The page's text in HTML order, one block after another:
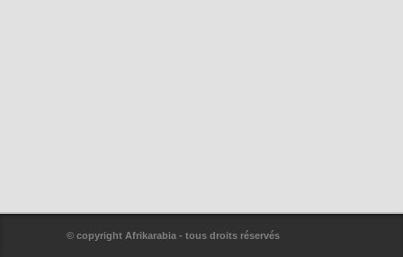
© copyright Afrikarabia - tous droits réservés